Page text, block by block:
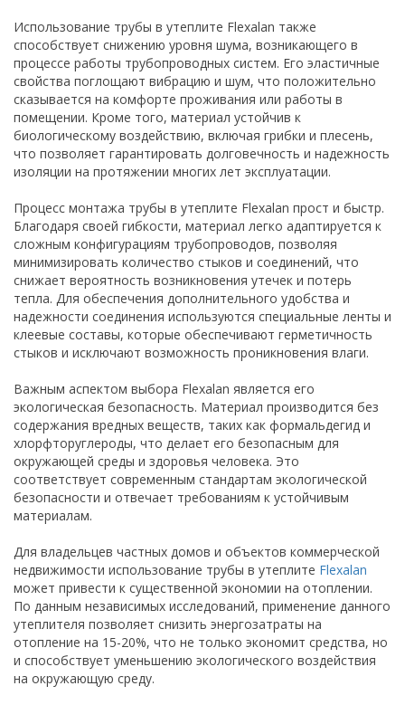
Использование трубы в утеплите Flexalan также
способствует снижению уровня шума, возникающего в
процессе работы трубопроводных систем. Его эластичные
свойства поглощают вибрацию и шум, что положительно
сказывается на комфорте проживания или работы в
помещении. Кроме того, материал устойчив к
биологическому воздействию, включая грибки и плесень,
что позволяет гарантировать долговечность и надежность
изоляции на протяжении многих лет эксплуатации.
Процесс монтажа трубы в утеплите Flexalan прост и быстр.
Благодаря своей гибкости, материал легко адаптируется к
сложным конфигурациям трубопроводов, позволяя
минимизировать количество стыков и соединений, что
снижает вероятность возникновения утечек и потерь
тепла. Для обеспечения дополнительного удобства и
надежности соединения используются специальные ленты и
клеевые составы, которые обеспечивают герметичность
стыков и исключают возможность проникновения влаги.
Важным аспектом выбора Flexalan является его
экологическая безопасность. Материал производится без
содержания вредных веществ, таких как формальдегид и
хлорфторуглероды, что делает его безопасным для
окружающей среды и здоровья человека. Это
соответствует современным стандартам экологической
безопасности и отвечает требованиям к устойчивым
материалам.
Для владельцев частных домов и объектов коммерческой
недвижимости использование трубы в утеплите Flexalan
может привести к существенной экономии на отоплении.
По данным независимых исследований, применение данного
утеплителя позволяет снизить энергозатраты на
отопление на 15-20%, что не только экономит средства, но
и способствует уменьшению экологического воздействия
на окружающую среду.